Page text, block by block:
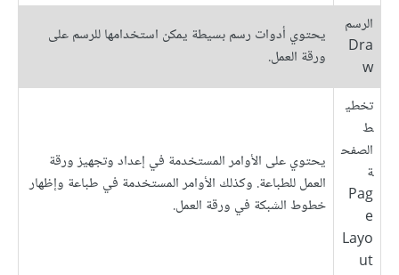
الرسم
Dra
w
يحتوي أدوات رسم بسيطة يمكن استخدامها للرسم على
ورقة العمل.
تخطي
ط
الصفح
ة
Pag
e
Layo
ut
يحتوي على الأوامر المستخدمة في إعداد وتجهيز ورقة
العمل للطباعة. وكذلك الأوامر المستخدمة في طباعة وإظهار
خطوط الشبكة في ورقة العمل.